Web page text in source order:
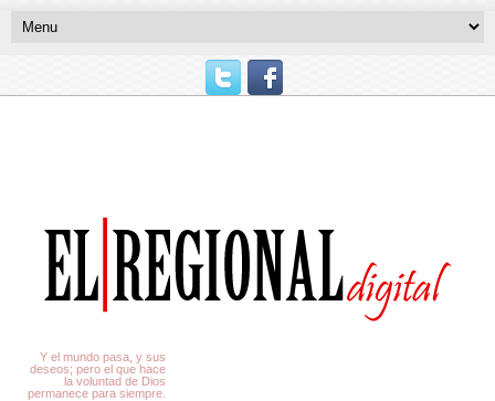
Y el mundo pasa, y sus
deseos; pero el que hace
la voluntad de Dios
permanece para siempre.